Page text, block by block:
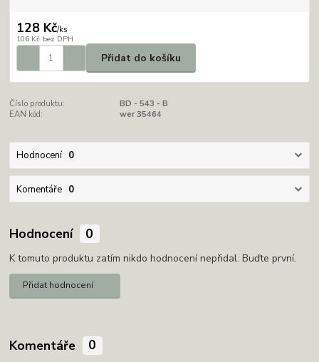
128 Kč/ks
106 Kč bez DPH
Přidat do košíku
Číslo produktu:
BD - 543 - B
EAN kód:
wer 35464
Hodnocení 0
Komentáře 0
Hodnocení 0
K tomuto produktu zatím nikdo hodnocení nepřidal. Buďte první.
Přidat hodnocení
Komentáře 0